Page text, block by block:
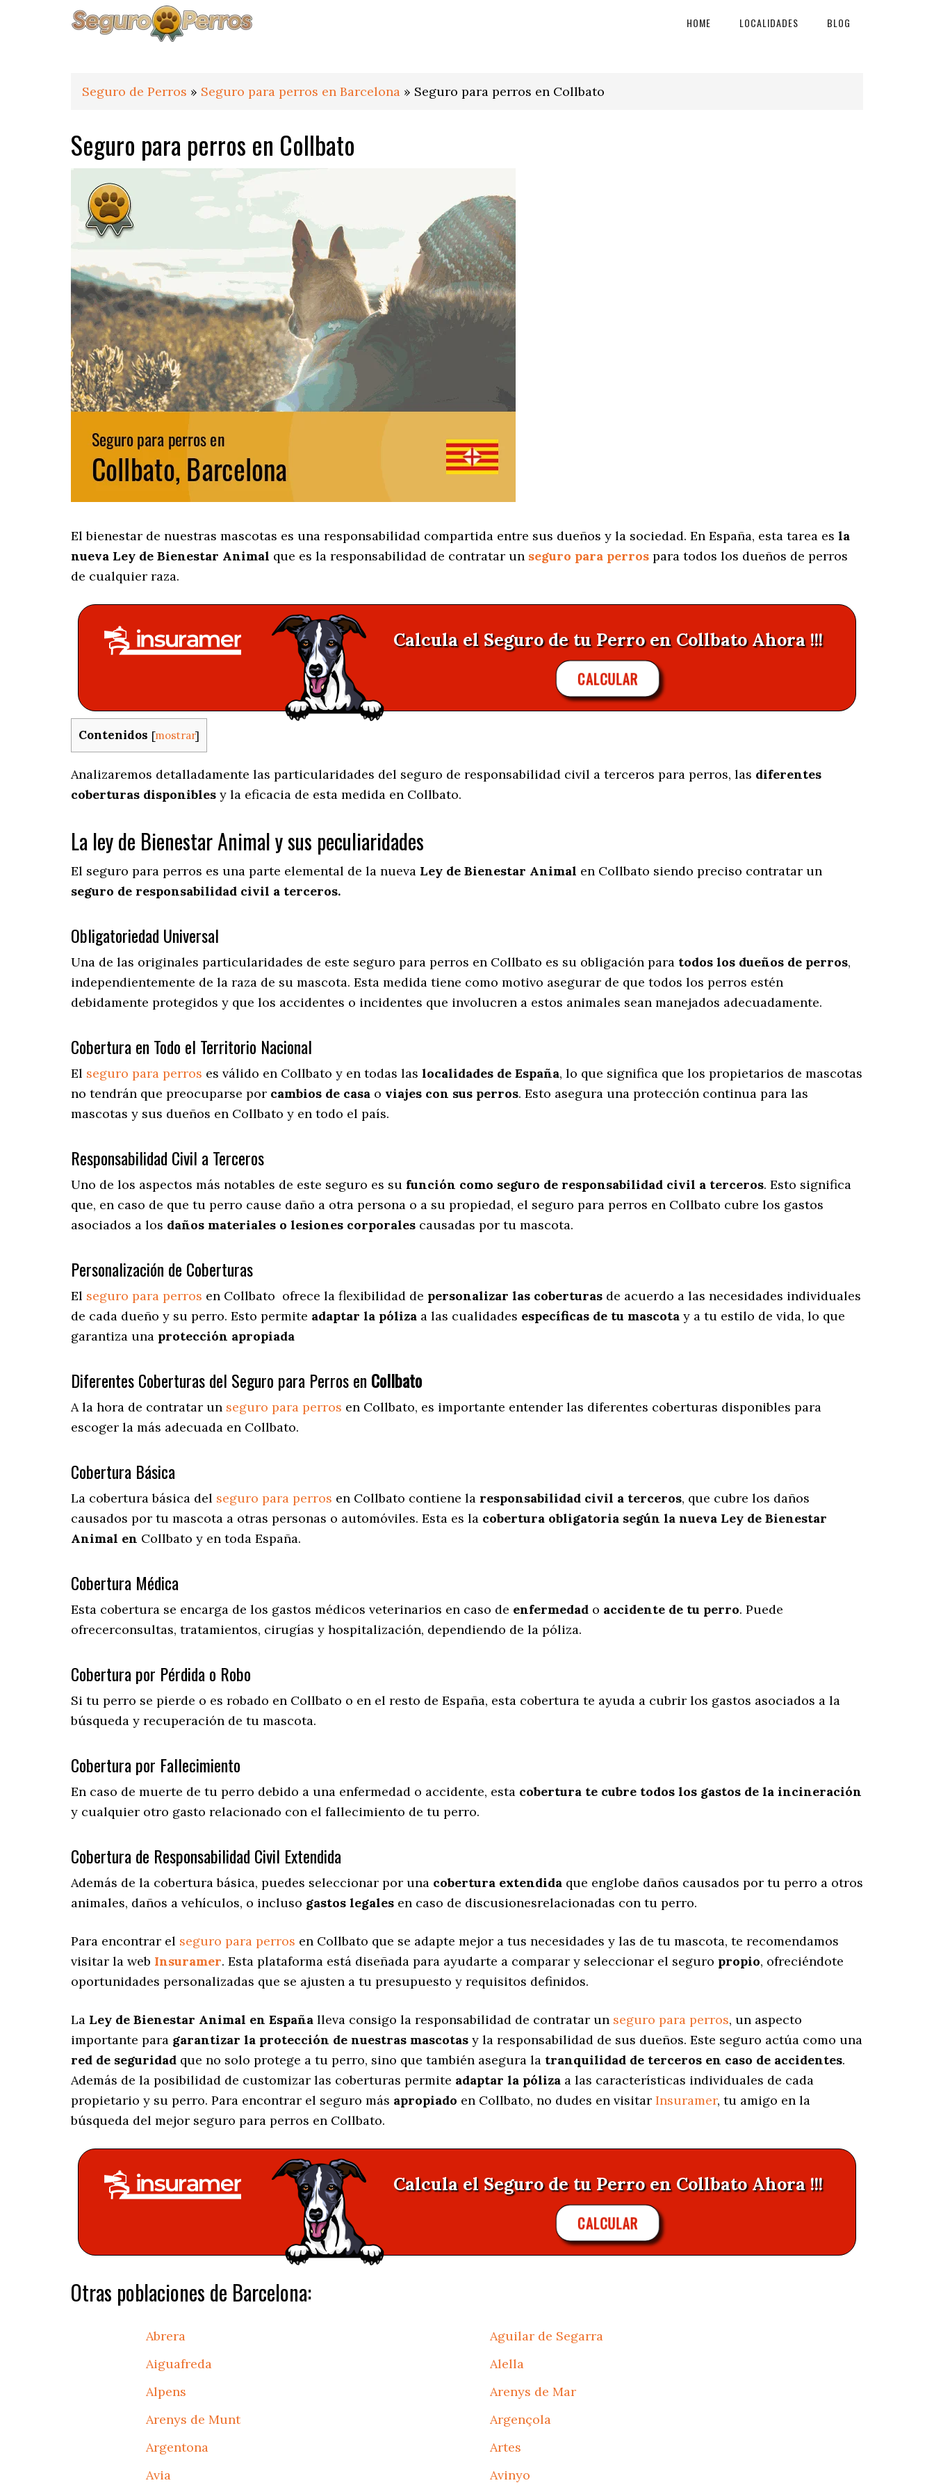
HOME LOCALIDADES BLOG
Seguro de Perros » Seguro para perros en Barcelona » Seguro para perros en Collbato
Seguro para perros en Collbato
El bienestar de nuestras mascotas es una responsabilidad compartida entre sus dueños y la sociedad. En España, esta tarea es la
nueva Ley de Bienestar Animal que es la responsabilidad de contratar un seguro para perros para todos los dueños de perros
de cualquier raza.
Calcula el Seguro de tu Perro en Collbato Ahora !!!
CALCULAR
Contenidos [mostrar]
Analizaremos detalladamente las particularidades del seguro de responsabilidad civil a terceros para perros, las diferentes
coberturas disponibles y la eficacia de esta medida en Collbato.
La ley de Bienestar Animal y sus peculiaridades
El seguro para perros es una parte elemental de la nueva Ley de Bienestar Animal en Collbato siendo preciso contratar un
seguro de responsabilidad civil a terceros.
Obligatoriedad Universal
Una de las originales particularidades de este seguro para perros en Collbato es su obligación para todos los dueños de perros,
independientemente de la raza de su mascota. Esta medida tiene como motivo asegurar de que todos los perros estén
debidamente protegidos y que los accidentes o incidentes que involucren a estos animales sean manejados adecuadamente.
Cobertura en Todo el Territorio Nacional
El seguro para perros es válido en Collbato y en todas las localidades de España, lo que significa que los propietarios de mascotas
no tendrán que preocuparse por cambios de casa o viajes con sus perros. Esto asegura una protección continua para las
mascotas y sus dueños en Collbato y en todo el país.
Responsabilidad Civil a Terceros
Uno de los aspectos más notables de este seguro es su función como seguro de responsabilidad civil a terceros. Esto significa
que, en caso de que tu perro cause daño a otra persona o a su propiedad, el seguro para perros en Collbato cubre los gastos
asociados a los daños materiales o lesiones corporales causadas por tu mascota.
Personalización de Coberturas
El seguro para perros en Collbato ofrece la flexibilidad de personalizar las coberturas de acuerdo a las necesidades individuales
de cada dueño y su perro. Esto permite adaptar la póliza a las cualidades específicas de tu mascota y a tu estilo de vida, lo que
garantiza una protección apropiada
Diferentes Coberturas del Seguro para Perros en Collbato
A la hora de contratar un seguro para perros en Collbato, es importante entender las diferentes coberturas disponibles para
escoger la más adecuada en Collbato.
Cobertura Básica
La cobertura básica del seguro para perros en Collbato contiene la responsabilidad civil a terceros, que cubre los daños
causados por tu mascota a otras personas o automóviles. Esta es la cobertura obligatoria según la nueva Ley de Bienestar
Animal en Collbato y en toda España.
Cobertura Médica
Esta cobertura se encarga de los gastos médicos veterinarios en caso de enfermedad o accidente de tu perro. Puede
ofrecerconsultas, tratamientos, cirugías y hospitalización, dependiendo de la póliza.
Cobertura por Pérdida o Robo
Si tu perro se pierde o es robado en Collbato o en el resto de España, esta cobertura te ayuda a cubrir los gastos asociados a la
búsqueda y recuperación de tu mascota.
Cobertura por Fallecimiento
En caso de muerte de tu perro debido a una enfermedad o accidente, esta cobertura te cubre todos los gastos de la incineración
y cualquier otro gasto relacionado con el fallecimiento de tu perro.
Cobertura de Responsabilidad Civil Extendida
Además de la cobertura básica, puedes seleccionar por una cobertura extendida que englobe daños causados por tu perro a otros
animales, daños a vehículos, o incluso gastos legales en caso de discusionesrelacionadas con tu perro.
Para encontrar el seguro para perros en Collbato que se adapte mejor a tus necesidades y las de tu mascota, te recomendamos
visitar la web Insuramer. Esta plataforma está diseñada para ayudarte a comparar y seleccionar el seguro propio, ofreciéndote
oportunidades personalizadas que se ajusten a tu presupuesto y requisitos definidos.
La Ley de Bienestar Animal en España lleva consigo la responsabilidad de contratar un seguro para perros, un aspecto
importante para garantizar la protección de nuestras mascotas y la responsabilidad de sus dueños. Este seguro actúa como una
red de seguridad que no solo protege a tu perro, sino que también asegura la tranquilidad de terceros en caso de accidentes.
Además de la posibilidad de customizar las coberturas permite adaptar la póliza a las características individuales de cada
propietario y su perro. Para encontrar el seguro más apropiado en Collbato, no dudes en visitar Insuramer, tu amigo en la
búsqueda del mejor seguro para perros en Collbato.
Calcula el Seguro de tu Perro en Collbato Ahora !!!
CALCULAR
Otras poblaciones de Barcelona:
Abrera
Aguilar de Segarra
Aiguafreda
Alella
Alpens
Arenys de Mar
Arenys de Munt
Argençola
Argentona
Artes
Avia
Avinyo